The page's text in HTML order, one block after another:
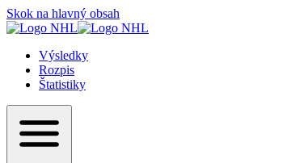
Skok na hlavný obsah
Výsledky
Rozpis
Štatistiky